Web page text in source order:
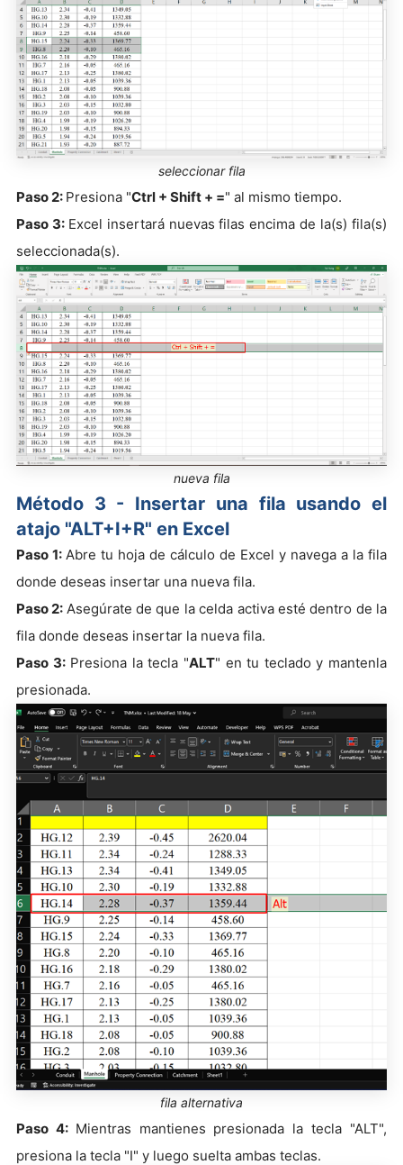
seleccionar fila
Paso 2: Presiona "Ctrl + Shift + =" al mismo tiempo.
Paso 3: Excel insertará nuevas filas encima de la(s) fila(s)
seleccionada(s).
nueva fila
Método 3 - Insertar una fila usando el
atajo "ALT+I+R" en Excel
Paso 1: Abre tu hoja de cálculo de Excel y navega a la fila
donde deseas insertar una nueva fila.
Paso 2: Asegúrate de que la celda activa esté dentro de la
fila donde deseas insertar la nueva fila.
Paso 3:Presiona la tecla "ALT" en tu teclado y mantenla
presionada.
fila alternativa
Paso 4: Mientras mantienes presionada la tecla "ALT",
presiona la tecla "I" y luego suelta ambas teclas.